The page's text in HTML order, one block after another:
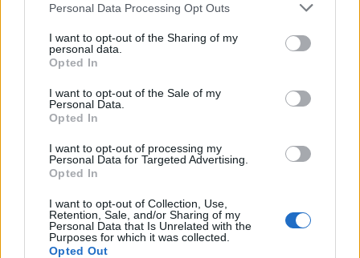
Personal Data Processing Opt Outs
I want to opt-out of the Sharing of my
personal data.
Opted In
I want to opt-out of the Sale of my
Personal Data.
Opted In
I want to opt-out of processing my
Personal Data for Targeted Advertising.
Opted In
I want to opt-out of Collection, Use,
Retention, Sale, and/or Sharing of my
Personal Data that Is Unrelated with the
Purposes for which it was collected.
Opted Out